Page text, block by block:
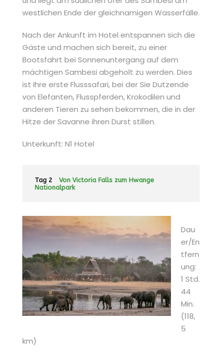
westlichen Ende der gleichnamigen Wasserfälle.
Nach der Ankunft im Hotel entspannen sich die
Gäste und machen sich bereit, zu einer
Bootsfahrt bei Sonnenuntergang auf dem
mächtigen Sambesi abgeholt zu werden. Dies
ist Ihre erste Flusssafari, bei der Sie Dutzende
von Elefanten, Flusspferden, Krokodilen und
anderen Tieren zu sehen bekommen, die in der
Hitze der Savanne ihren Durst stillen.
Unterkunft: N1 Hotel
Tag 2
Von Victoria Falls zum Hwange
Nationalpark
Dau
er/En
tfern
ung:
1 Std.
44
Min.
(118,
5
km)